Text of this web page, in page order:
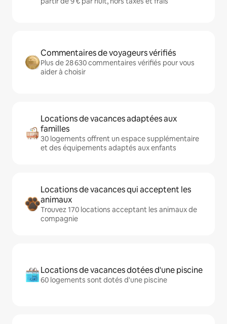
Commentaires de voyageurs vérifiés
Plus de 28 630 commentaires vérifiés pour vous
aider à choisir
Locations de vacances adaptées aux
familles
30 logements offrent un espace supplémentaire
et des équipements adaptés aux enfants
Locations de vacances qui acceptent les
animaux
Trouvez 170 locations acceptant les animaux de
compagnie
Locations de vacances dotées d'une piscine
60 logements sont dotés d'une piscine